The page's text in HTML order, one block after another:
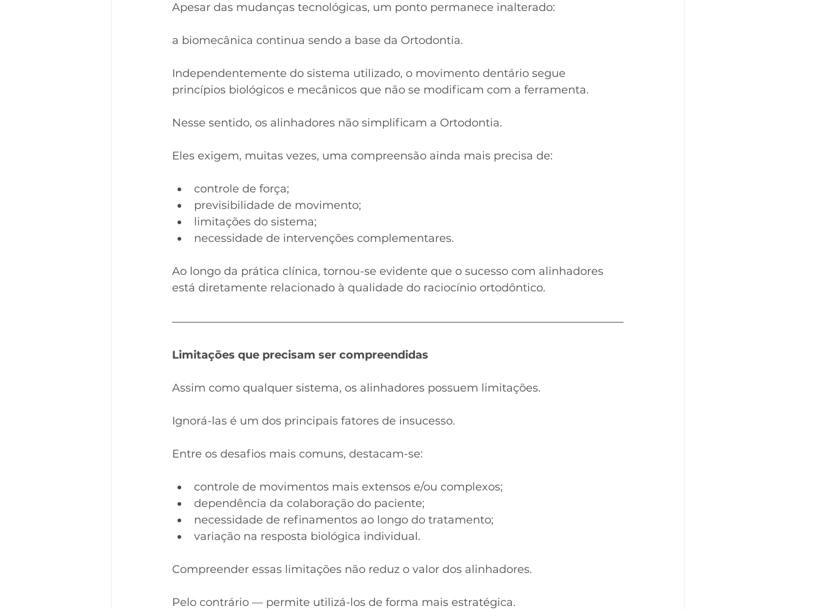
Apesar das mudanças tecnológicas, um ponto permanece inalterado:
a biomecânica continua sendo a base da Ortodontia.
Independentemente do sistema utilizado, o movimento dentário segue
princípios biológicos e mecânicos que não se modificam com a ferramenta.
Nesse sentido, os alinhadores não simplificam a Ortodontia.
Eles exigem, muitas vezes, uma compreensão ainda mais precisa de:
controle de força;
previsibilidade de movimento;
limitações do sistema;
necessidade de intervenções complementares.
Ao longo da prática clínica, tornou-se evidente que o sucesso com alinhadores
está diretamente relacionado à qualidade do raciocínio ortodôntico.
Limitações que precisam ser compreendidas
Assim como qualquer sistema, os alinhadores possuem limitações.
Ignorá-las é um dos principais fatores de insucesso.
Entre os desafios mais comuns, destacam-se:
controle de movimentos mais extensos e/ou complexos;
dependência da colaboração do paciente;
necessidade de refinamentos ao longo do tratamento;
variação na resposta biológica individual.
Compreender essas limitações não reduz o valor dos alinhadores.
Pelo contrário — permite utilizá-los de forma mais estratégica.